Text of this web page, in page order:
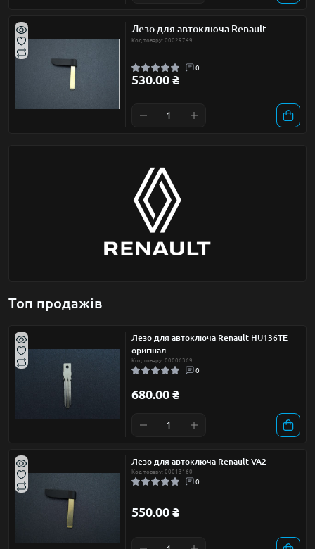
Лезо для автоключа Renault
Код товару: 00029749
0
530.00 ₴
Топ продажів
Лезо для автоключа Renault HU136TE
оригінал
Код товару: 00006369
0
680.00 ₴
Лезо для автоключа Renault VA2
Код товару: 00013160
0
550.00 ₴